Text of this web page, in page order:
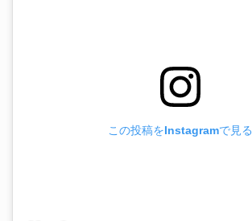
この投稿をInstagramで見る